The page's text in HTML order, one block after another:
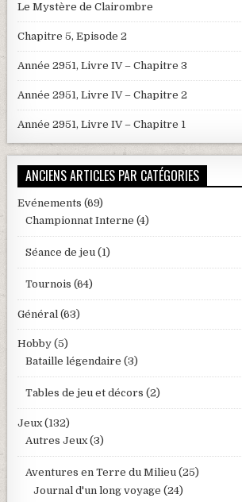
Le Mystère de Clairombre
Chapitre 5, Episode 2
Année 2951, Livre IV – Chapitre 3
Année 2951, Livre IV – Chapitre 2
Année 2951, Livre IV – Chapitre 1
ANCIENS ARTICLES PAR CATÉGORIES
Evénements (69)
Championnat Interne (4)
Séance de jeu (1)
Tournois (64)
Général (63)
Hobby (5)
Bataille légendaire (3)
Tables de jeu et décors (2)
Jeux(132)
Autres Jeux(3)
Aventures en Terre du Milieu (25)
Journal d'un long voyage (24)